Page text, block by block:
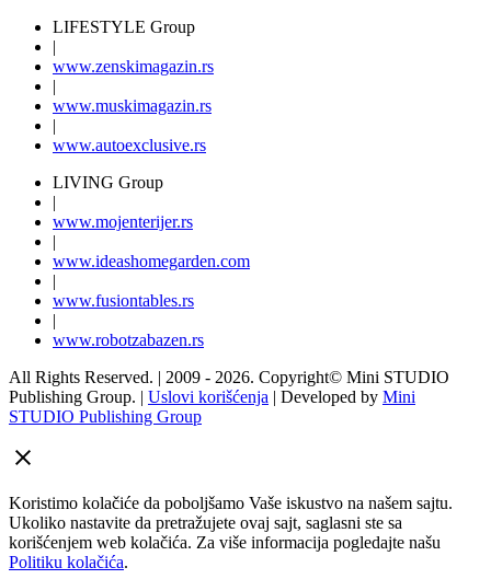
LIFESTYLE Group
|
www.zenskimagazin.rs
|
www.muskimagazin.rs
|
www.autoexclusive.rs
LIVING Group
|
www.mojenterijer.rs
|
www.ideashomegarden.com
|
www.fusiontables.rs
|
www.robotzabazen.rs
All Rights Reserved. | 2009 - 2026. Copyright© Mini STUDIO
Publishing Group. | Uslovi korišćenja | Developed by Mini
STUDIO Publishing Group
Koristimo kolačiće da poboljšamo Vaše iskustvo na našem sajtu.
Ukoliko nastavite da pretražujete ovaj sajt, saglasni ste sa
korišćenjem web kolačića. Za više informacija pogledajte našu
Politiku kolačića.